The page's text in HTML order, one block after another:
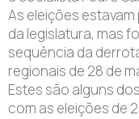
As eleições
da legislatura, mas
sequência da
regionais de 28 de
Estes são alguns
com as eleições de